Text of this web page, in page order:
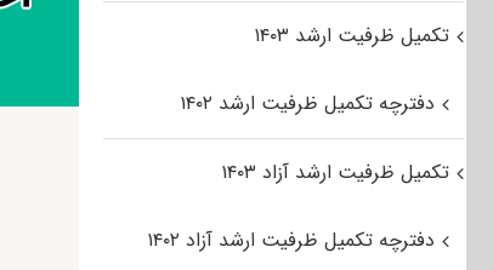
تکمیل ظرفیت ارشد ۱۴۰۳
دفترچه تکمیل ظرفیت ارشد ۱۴۰۲
تکمیل ظرفیت ارشد آزاد ۱۴۰۳
دفترچه تکمیل ظرفیت ارشد آزاد ۱۴۰۲